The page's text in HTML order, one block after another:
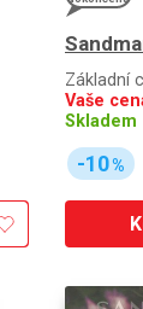
Základní
Vaše
Skladem
-10%